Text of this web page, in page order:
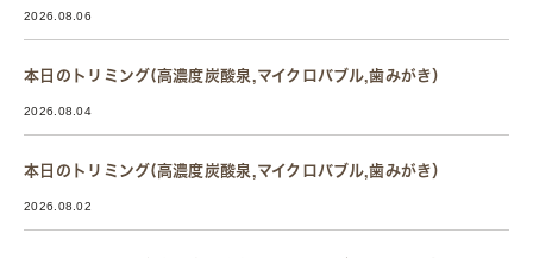
2026.08.06
本日のトリミング(高濃度炭酸泉,マイクロバブル,歯みがき）
2026.08.04
本日のトリミング(高濃度炭酸泉,マイクロバブル,歯みがき）
2026.08.02